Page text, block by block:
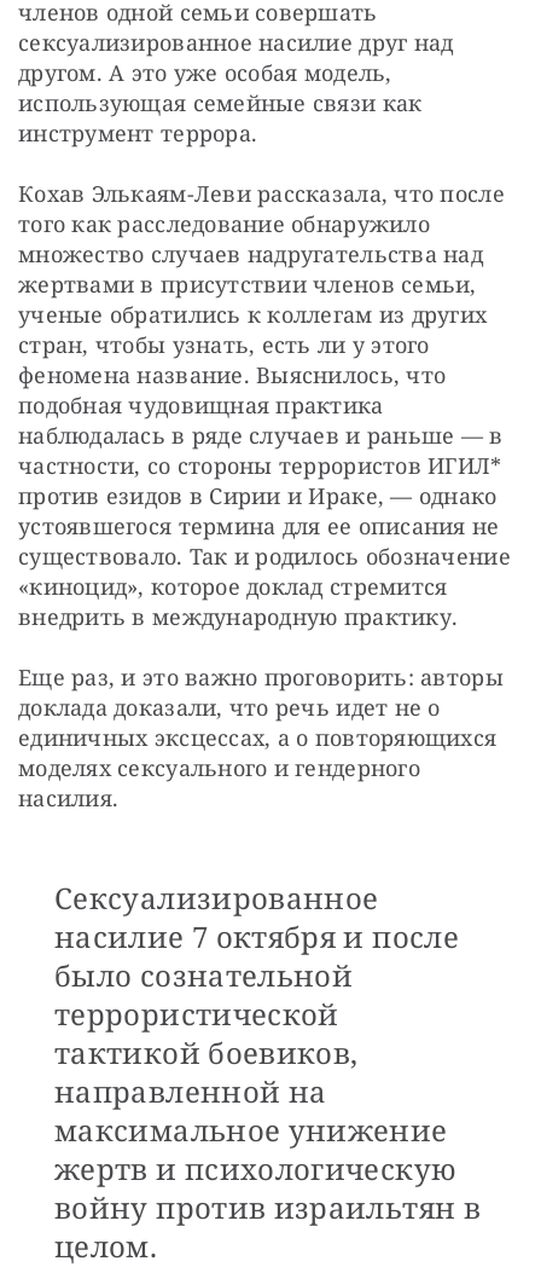
членов одной семьи совершать
сексуализированное насилие друг над
другом. А это уже особая модель,
использующая семейные связи как
инструмент террора.
Кохав Элькаям-Леви рассказала, что после
того как расследование обнаружило
множество случаев надругательства над
жертвами в присутствии членов семьи,
ученые обратились к коллегам из других
стран, чтобы узнать, есть ли у этого
феномена название. Выяснилось, что
подобная чудовищная практика
наблюдалась в ряде случаев и раньше — в
частности, со стороны террористов ИГИЛ*
против езидов в Сирии и Ираке, — однако
устоявшегося термина для ее описания не
существовало. Так и родилось обозначение
«киноцид», которое доклад стремится
внедрить в международную практику.
Еще раз, и это важно проговорить: авторы
доклада доказали, что речь идет не о
единичных эксцессах, а о повторяющихся
моделях сексуального и гендерного
насилия.
Сексуализированное
насилие 7 октября и после
было сознательной
террористической
тактикой боевиков,
направленной на
максимальное унижение
жертв и психологическую
войну против израильтян в
целом.